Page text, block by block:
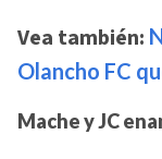
Vea también:
Olancho FC
Mache y JC